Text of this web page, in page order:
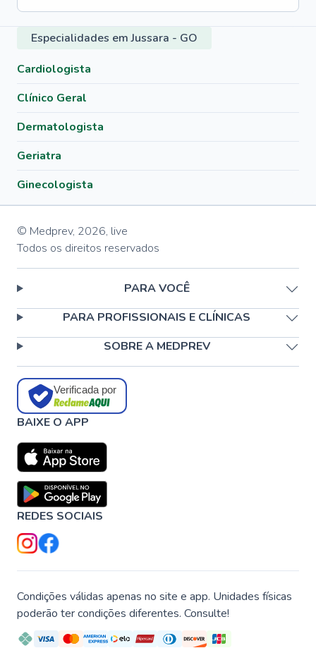
Especialidades em Jussara - GO
Cardiologista
Clínico Geral
Dermatologista
Geriatra
Ginecologista
© Medprev, 2026, live
Todos os direitos reservados
PARA VOCÊ
PARA PROFISSIONAIS E CLÍNICAS
SOBRE A MEDPREV
Verificada por
BAIXE O APP
REDES SOCIAIS
Condições válidas apenas no site e app. Unidades físicas
poderão ter condições diferentes. Consulte!